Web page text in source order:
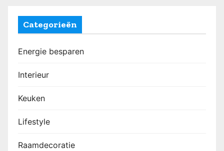
Categorieën
Energie besparen
Interieur
Keuken
Lifestyle
Raamdecoratie